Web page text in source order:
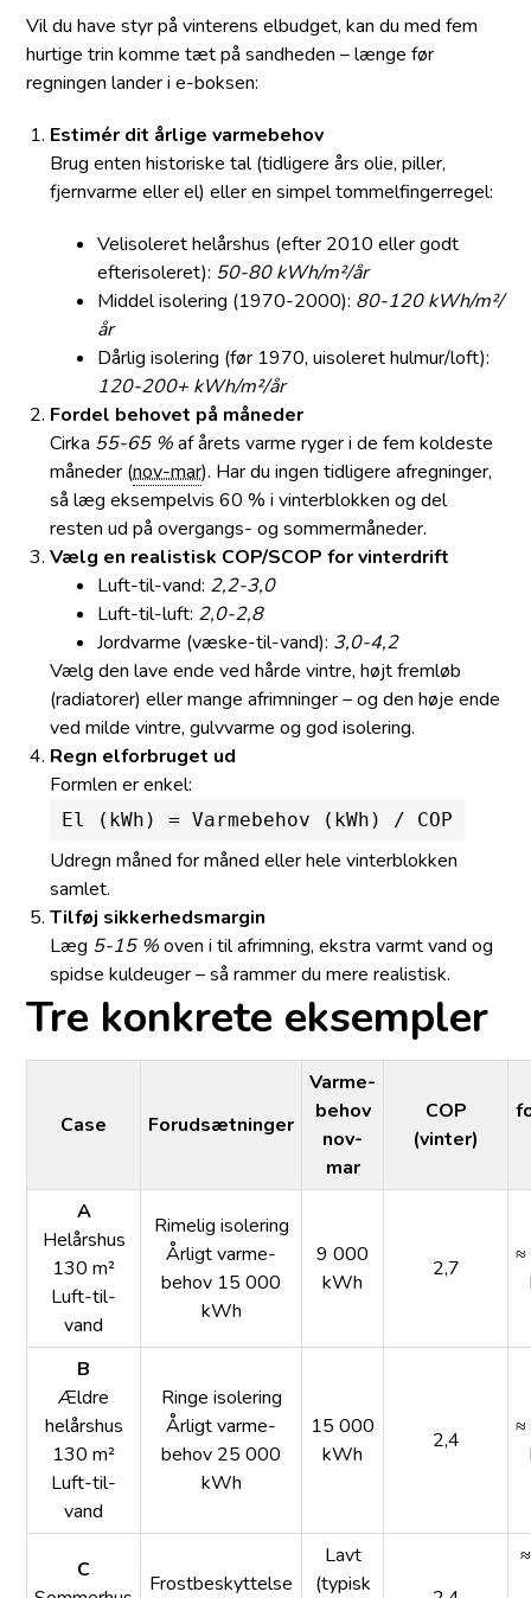
Vil du have styr på vinterens el­budget, kan du med fem
hurtige trin komme tæt på sandheden – længe før
regningen lander i e-boksen:
Estimér dit årlige varmebehov
Brug enten historiske tal (tidligere års olie, piller,
fjernvarme eller el) eller en simpel tommelfingerregel:
Velisoleret helårshus (efter 2010 eller godt
efterisoleret): 50-80 kWh/m²/år
Middel isolering (1970-2000): 80-120 kWh/m²/
år
Dårlig isolering (før 1970, uisoleret hulmur/loft):
120-200+ kWh/m²/år
Fordel behovet på måneder
Cirka 55-65 %af årets varme ryger i de fem koldeste
måneder (nov-mar). Har du ingen tidligere afregninger,
så læg eksempelvis 60 % i vinterblokken og del
resten ud på overgangs- og sommermåneder.
Vælg en realistisk COP/SCOP for vinterdrift
Luft-til-vand: 2,2-3,0
Luft-til-luft: 2,0-2,8
Jordvarme (væske-til-vand): 3,0-4,2
Vælg den lave ende ved hårde vintre, højt fremløb
(radiatorer) eller mange afrimninger – og den høje ende
ved milde vintre, gulvvarme og god isolering.
Regn elforbruget ud
Formlen er enkel:
El (kWh) = Varmebehov (kWh) / COP
Udregn måned for måned eller hele vinterblokken
samlet.
Tilføj sikkerhedsmargin
Læg 5-15 %oven i til afrimning, ekstra varmt vand og
spidse kuldeuger – så rammer du mere realistisk.
Tre konkrete eksempler
Case Forudsætninger
Varme­
behov
nov-
mar
COP
(vinter)
A
Helårshus
130 m²
Luft-til-
vand
Rimelig isolering
Årligt varme­
behov 15 000
kWh
9 000
kWh
2,7
B
Ældre
helårshus
130 m²
Luft-til-
vand
Ringe isolering
Årligt varme­
behov 25 000
kWh
15 000
kWh
2,4
C
Frost­beskyttelse
Lavt
(typisk